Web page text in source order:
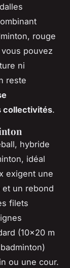
rouge
pouvez
ni
reste
collectivités.
hybride
idéal
exigent une
un rebond
filets
(10x20 m
ou une cour.